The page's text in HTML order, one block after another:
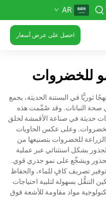
AR
احصل على عرض أسعار
للخضروات
ثوريًّا في البستنة الحديثة، يجمع
صحة النباتات. وقد صُمِّمت هذه
حديثة في صناعة الأقمشة لخلق
وعلى عكس الحاويات
الزراعة للخضروات بتصنيعها من
بشكل استثنائي عبر عملية
الجذور ويشجِّع على نمو جذري قوي.
تصريف كافٍ للماء، والحفاظ
التنقُّل بسهولة لتلبية احتياجات
مواد مقاومة للأشعة فوق